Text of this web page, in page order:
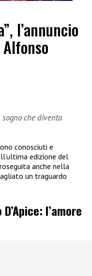
l’annuncio
sogno che diventa
conosciuti e
edizione del
anche nella
un traguardo
l’amore